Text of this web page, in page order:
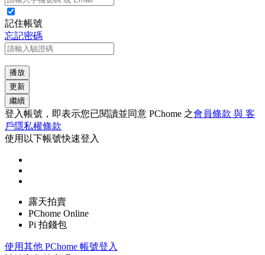
記住帳號
忘記密碼
播放
更新
繼續
登入帳號，即表示您已閱讀並同意 PChome 之會員條款 與 客
戶隱私權條款
使用以下帳號快速登入
露天拍賣
PChome Online
Pi 拍錢包
使用其他 PChome 帳號登入